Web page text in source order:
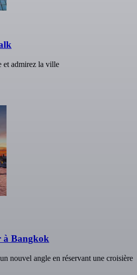
et admirez la ville
à Bangkok
nouvel angle en réservant une croisière